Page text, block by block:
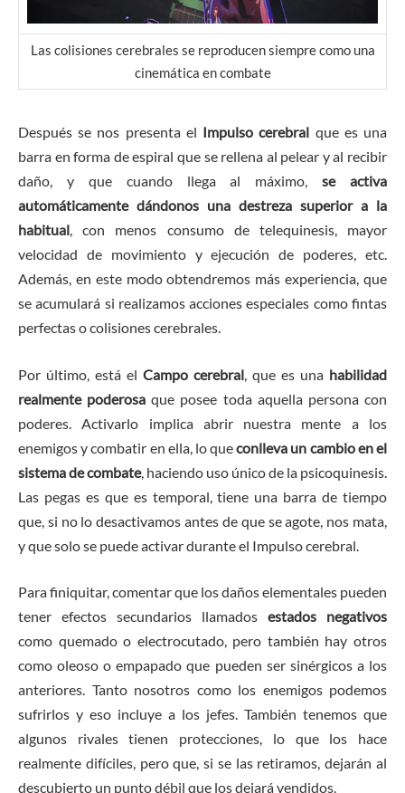
Las colisiones cerebrales se reproducen siempre como una
cinemática en combate
Después se nos presenta el Impulso cerebral que es una
barra en forma de espiral que se rellena al pelear y al recibir
daño, y que cuando llega al máximo,se activa
automáticamente dándonos una destreza superior a la
habitual, con menos consumo de telequinesis, mayor
velocidad de movimiento y ejecución de poderes, etc.
Además, en este modo obtendremos más experiencia, que
se acumulará si realizamos acciones especiales como fintas
perfectas o colisiones cerebrales.
Por último, está el Campo cerebral, que es una habilidad
realmente poderosa que posee toda aquella persona con
poderes. Activarlo implica abrir nuestra mente a los
enemigos y combatir en ella, lo queconlleva un cambio en el
sistema de combate, haciendo uso único de la psicoquinesis.
Las pegas es que es temporal, tiene una barra de tiempo
que, si no lo desactivamos antes de que se agote, nos mata,
y que solo se puede activar durante el Impulso cerebral.
Para finiquitar, comentar que los daños elementales pueden
tener efectos secundarios llamados estados negativos
como quemado o electrocutado, pero también hay otros
como oleoso o empapado que pueden ser sinérgicos a los
anteriores. Tanto nosotros como los enemigos podemos
sufrirlos y eso incluye a los jefes. También tenemos que
algunos rivales tienen protecciones, lo que los hace
realmente difíciles, pero que, si se las retiramos, dejarán al
descubierto un punto débil que los dejará vendidos.